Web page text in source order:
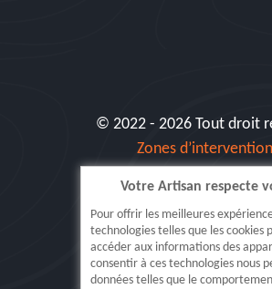
© 2022 - 2026 Tout droit
Zones d’intervention
Siret: 515 062 404 000
Votre Artisan respecte
Pour offrir les meilleures
technologies telles que les cookies
accéder aux informations des
consentir à ces technologies nous
données telles que le